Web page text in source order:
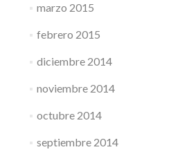
marzo 2015
febrero 2015
diciembre 2014
noviembre 2014
octubre 2014
septiembre 2014